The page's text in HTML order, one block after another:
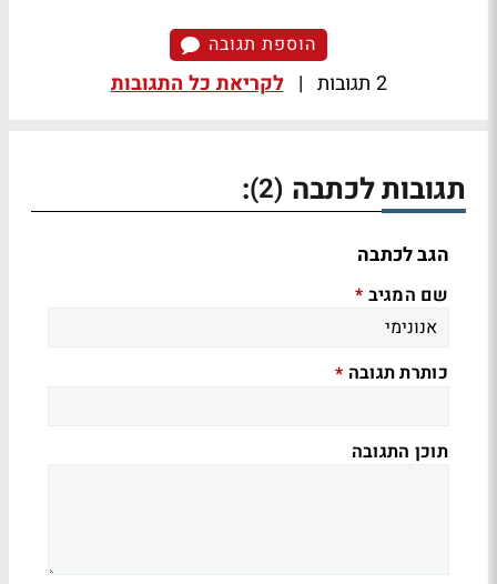
הוספת תגובה
2 תגובות | לקריאת כל התגובות
תגובות לכתבה (2)
:
הגב לכתבה
שם המגיב *
כותרת תגובה *
תוכן התגובה